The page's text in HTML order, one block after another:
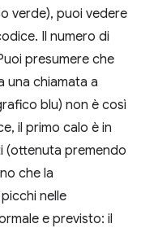
verde), puoi vedere
Il numero di
presumere che
una chiamata a
blu) non è così
il primo calo è in
(ottenuta premendo
che la
nelle
e previsto: il